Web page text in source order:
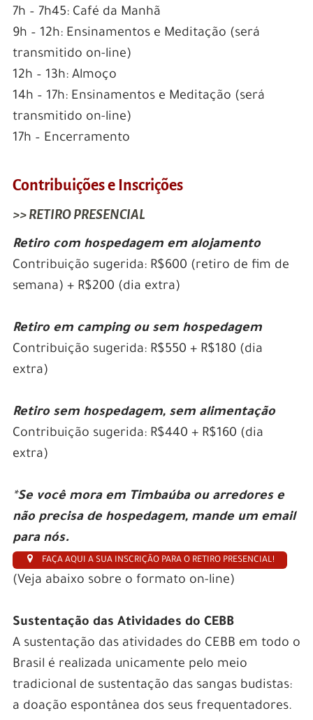
7h – 7h45: Café da Manhã
9h – 12h: Ensinamentos e Meditação (será
transmitido on-line)
12h – 13h: Almoço
14h – 17h: Ensinamentos e Meditação (será
transmitido on-line)
17h – Encerramento
Contribuições e Inscrições
>> RETIRO PRESENCIAL
Retiro com hospedagem em alojamento
Contribuição sugerida: R$600 (retiro de fim de
semana) + R$200 (dia extra)
Retiro em camping ou sem hospedagem
Contribuição sugerida: R$550 + R$180 (dia
extra)
Retiro sem hospedagem, sem alimentação
Contribuição sugerida: R$440 + R$160 (dia
extra)
*Se você mora em Timbaúba ou arredores e
não precisa de hospedagem, mande um email
para nós.
FAÇA AQUI A SUA INSCRIÇÃO PARA O RETIRO PRESENCIAL!
(Veja abaixo sobre o formato on-line)
Sustentação das Atividades do CEBB
A sustentação das atividades do CEBB em todo o
Brasil é realizada unicamente pelo meio
tradicional de sustentação das sangas budistas:
a doação espontânea dos seus frequentadores.